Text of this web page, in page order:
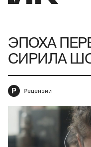
ЭПОХА
СИРИЛА
Р Рецензии